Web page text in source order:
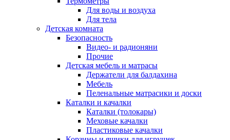
Для воды и воздуха
Для тела
Детская комната
Безопасность
Видео- и радионяни
Прочие
Детская мебель и матрасы
Держатели для балдахина
Мебель
Пеленальные матрасики и доски
Каталки и качалки
Каталки (толокары)
Меховые качалки
Пластиковые качалки